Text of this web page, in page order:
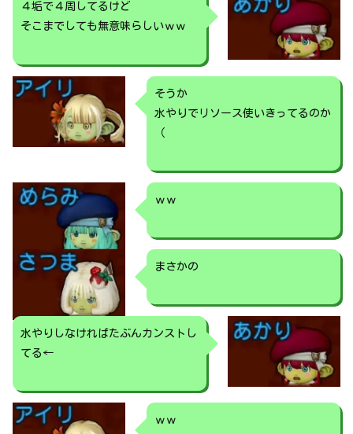
４垢で４周してるけど
そこまでしても無意味らしいｗｗ
そうか
水やりでリソース使いきってるのか
（
ｗｗ
まさかの
水やりしなければたぶんカンストし
てる←
ｗｗ